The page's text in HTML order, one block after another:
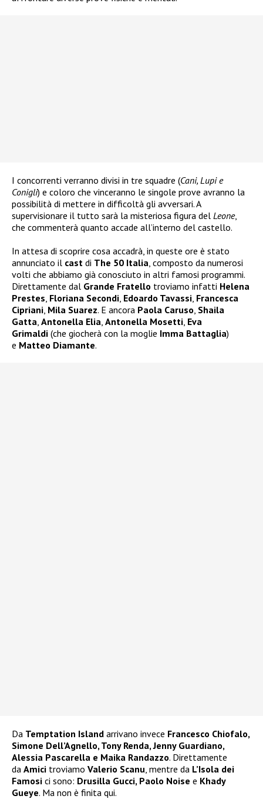
I concorrenti verranno divisi in tre squadre (Cani, Lupi e
Conigli) e coloro che vinceranno le singole prove avranno la
possibilità di mettere in difficoltà gli avversari. A
supervisionare il tutto sarà la misteriosa figura del Leone,
che commenterà quanto accade all’interno del castello.
In attesa di scoprire cosa accadrà, in queste ore è stato
annunciato il cast di The 50 Italia , composto da numerosi
volti che abbiamo già conosciuto in altri famosi programmi.
Direttamente dal Grande Fratello troviamo infatti Helena
Prestes Floriana Secondi Edoardo Tavassi Francesca
Cipriani Mila Suarez. E ancora Paola Caruso Shaila
Gatta Antonella Elia Antonella Mosetti Eva
Grimaldi (che giocherà con la moglie Imma Battaglia)
e Matteo Diamante.
Da Temptation Island arrivano invece Francesco Chiofalo,
Simone Dell’Agnello, Tony Renda, Jenny Guardiano,
Alessia Pascarella e Maika Randazzo. Direttamente
da Amici troviamo Valerio Scanu , mentre da L’Isola dei
Famosi ci sono: Drusilla Gucci, Paolo Noise e Khady
Gueye. Ma non è finita qui.